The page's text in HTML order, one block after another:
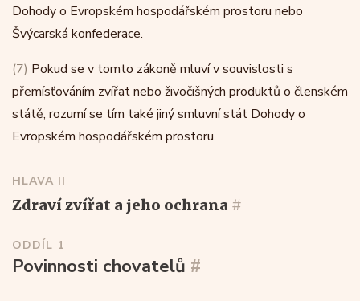
Dohody o Evropském hospodářském prostoru nebo
Švýcarská konfederace.
(7) Pokud se v tomto zákoně mluví v souvislosti s
přemísťováním zvířat nebo živočišných produktů o členském
státě, rozumí se tím také jiný smluvní stát Dohody o
Evropském hospodářském prostoru.
HLAVA II
zdraví zvířat a jeho ochrana #
ODDÍL 1
Povinnosti chovatelů #